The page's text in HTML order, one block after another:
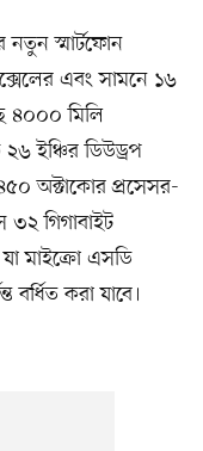
নতুন স্মার্টফোন
এবং সামনে ১৬
৪০০০ মিলি
ইঞ্চির ডিউড্রপ
অক্টাকোর প্রসেসর-
৩২ গিগাবাইট
মাইক্রো এসডি
বর্ধিত করা যাবে।